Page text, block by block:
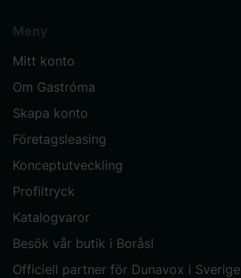
Meny
Mitt konto
Om Gastróma
Skapa konto
Företagsleasing
Konceptutveckling
Profiltryck
Katalogvaror
Besök vår butik i Borås!
Officiell partner för Dunavox i Sverige